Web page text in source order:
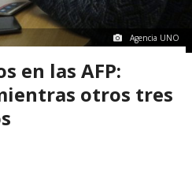
Agencia UNO
en las AFP:
otros tres